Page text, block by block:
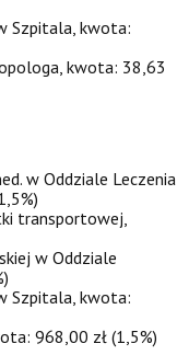
Szpitala, kwota:
kwota: 38,63
w Oddziale Leczenia
transportowej,
w Oddziale
Szpitala, kwota:
968,00 zł (1,5%)